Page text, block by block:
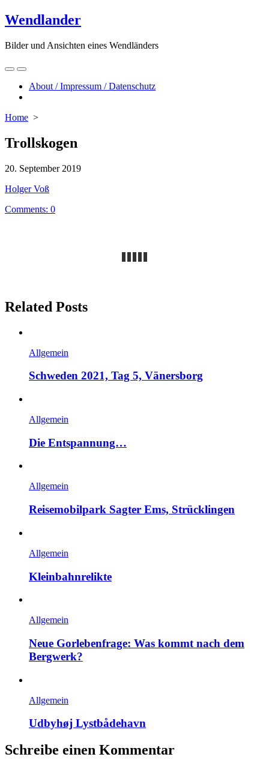
Skip
to
Wendlander
Bilder und Ansichten eines Wendländers
Search
Toggle
Menu
About / Impressum / Datenschutz
Home >
Trollskogen
Published
20. September 2019
Author
Holger Voß
Comments: 0
Related Posts
Allgemein
Schweden 2021, Tag 5, Vänersborg
Allgemein
Die Entspannung…
Allgemein
Reisemobilpark Sagter Ems, Strücklingen
Allgemein
Kleinbahnrelikte
Allgemein
Neue Gorlebenfrage: Was kommt nach dem
Bergwerk?
Allgemein
Udbyhøj Lystbådehavn
Schreibe einen Kommentar